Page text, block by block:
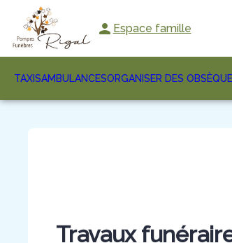
contenu
Espace famille
TAXISAMBULANCESORGANISER DES
Travaux